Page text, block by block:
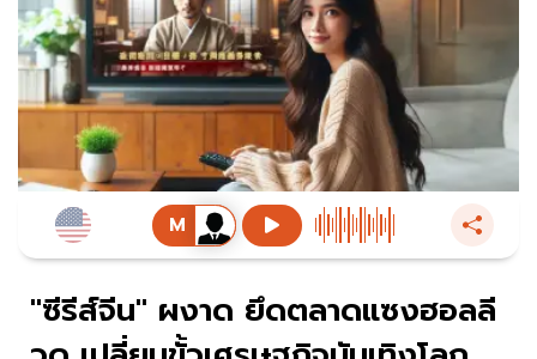
"ซีรีส์จีน" ผงาด ยึดตลาดแซงฮอลลี